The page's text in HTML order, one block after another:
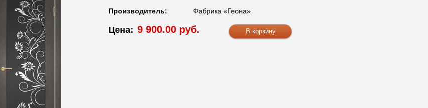
Производитель: Фабрика «Геона»
Цена: 9 900.00 руб.